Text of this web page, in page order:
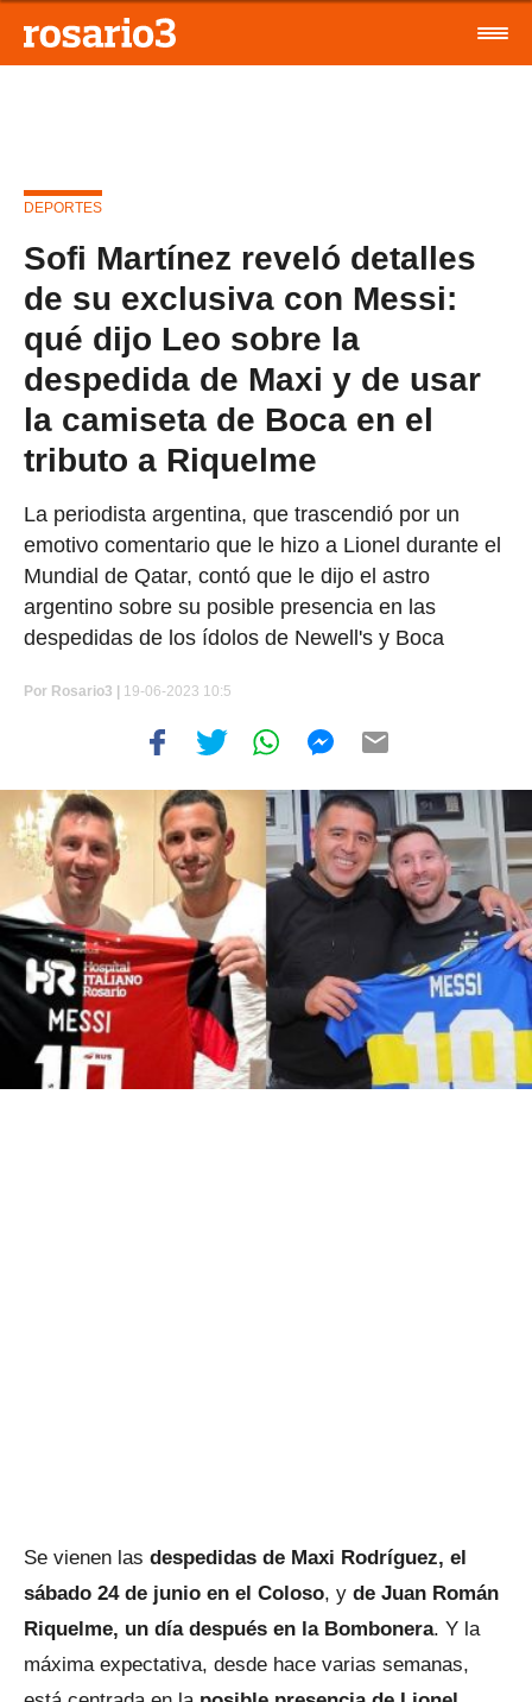
DEPORTES
Sofi Martínez reveló detalles
de su exclusiva con Messi:
qué dijo Leo sobre la
despedida de Maxi y de usar
la camiseta de Boca en el
tributo a Riquelme
La periodista argentina, que trascendió por un
emotivo comentario que le hizo a Lionel durante el
Mundial de Qatar, contó que le dijo el astro
argentino sobre su posible presencia en las
despedidas de los ídolos de Newell's y Boca
Por Rosario3 | 19-06-2023 10:5
Se vienen las despedidas de Maxi Rodríguez, el
sábado 24 de junio en el Coloso, y de Juan Román
Riquelme, un día después en la Bombonera. Y la
máxima expectativa, desde hace varias semanas,